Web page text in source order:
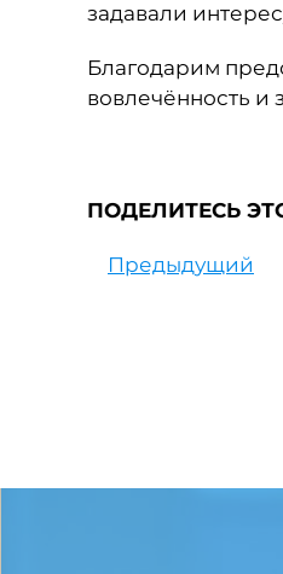
задавали
Благодарим
вовлечённость и
ПОДЕЛИТЕСЬ
Предыдущий